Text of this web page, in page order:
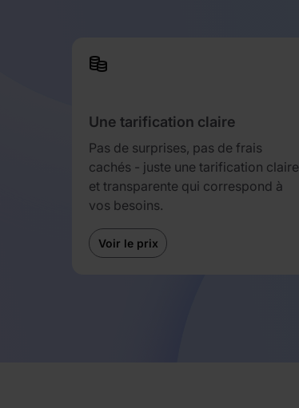
Une tarification claire
Pas de surprises, pas de frais
cachés - juste une tarification claire
et transparente qui correspond à
vos besoins.
Voir le prix